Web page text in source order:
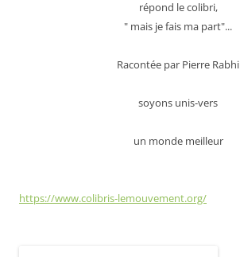
répond le colibri,
" mais je fais ma part"...
Racontée par Pierre Rabhi
soyons unis-vers
un monde meilleur
https://www.colibris-lemouvement.org/